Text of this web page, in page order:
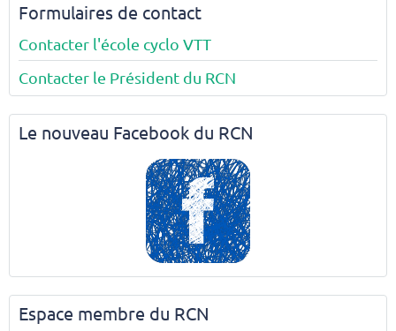
Formulaires de contact
Contacter l'école cyclo VTT
Contacter le Président du RCN
Le nouveau Facebook du RCN
Espace membre du RCN